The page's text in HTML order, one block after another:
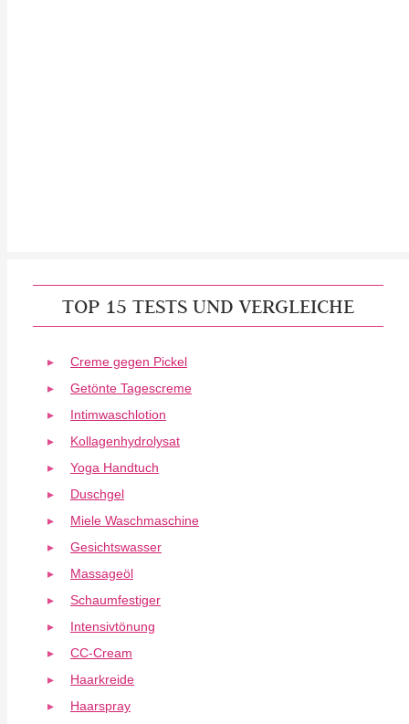
TOP 15 TESTS UND VERGLEICHE
Creme gegen Pickel
Getönte Tagescreme
Intimwaschlotion
Kollagenhydrolysat
Yoga Handtuch
Duschgel
Miele Waschmaschine
Gesichtswasser
Massageöl
Schaumfestiger
Intensivtönung
CC-Cream
Haarkreide
Haarspray